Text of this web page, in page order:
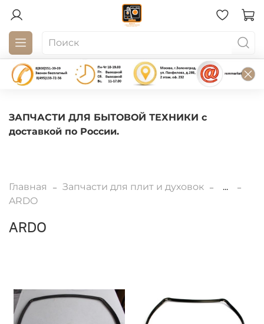
ЗАПЧАСТИ ДЛЯ БЫТОВОЙ ТЕХНИКИ с
доставкой по России.
Главная Запчасти для плит и духовок
...
ARDO
ARDO